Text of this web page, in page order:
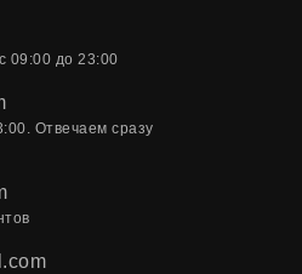
09:00 до 23:00
Отвечаем сразу